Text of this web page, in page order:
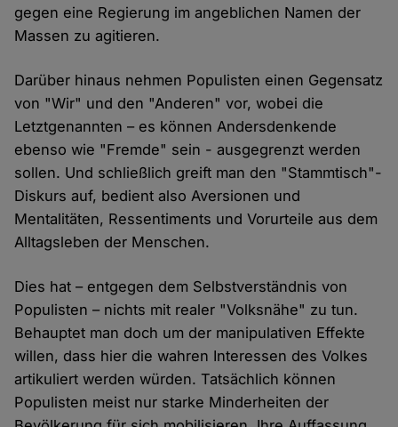
gegen eine Regierung im angeblichen Namen der
Massen zu agitieren.
Darüber hinaus nehmen Populisten einen Gegensatz
von "Wir" und den "Anderen" vor, wobei die
Letztgenannten – es können Andersdenkende
ebenso wie "Fremde" sein - ausgegrenzt werden
sollen. Und schließlich greift man den "Stammtisch"-
Diskurs auf, bedient also Aversionen und
Mentalitäten, Ressentiments und Vorurteile aus dem
Alltagsleben der Menschen.
Dies hat – entgegen dem Selbstverständnis von
Populisten – nichts mit realer "Volksnähe" zu tun.
Behauptet man doch um der manipulativen Effekte
willen, dass hier die wahren Interessen des Volkes
artikuliert werden würden. Tatsächlich können
Populisten meist nur starke Minderheiten der